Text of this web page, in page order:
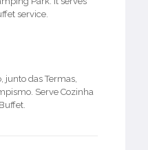
service.
junto das Termas,
Serve Cozinha